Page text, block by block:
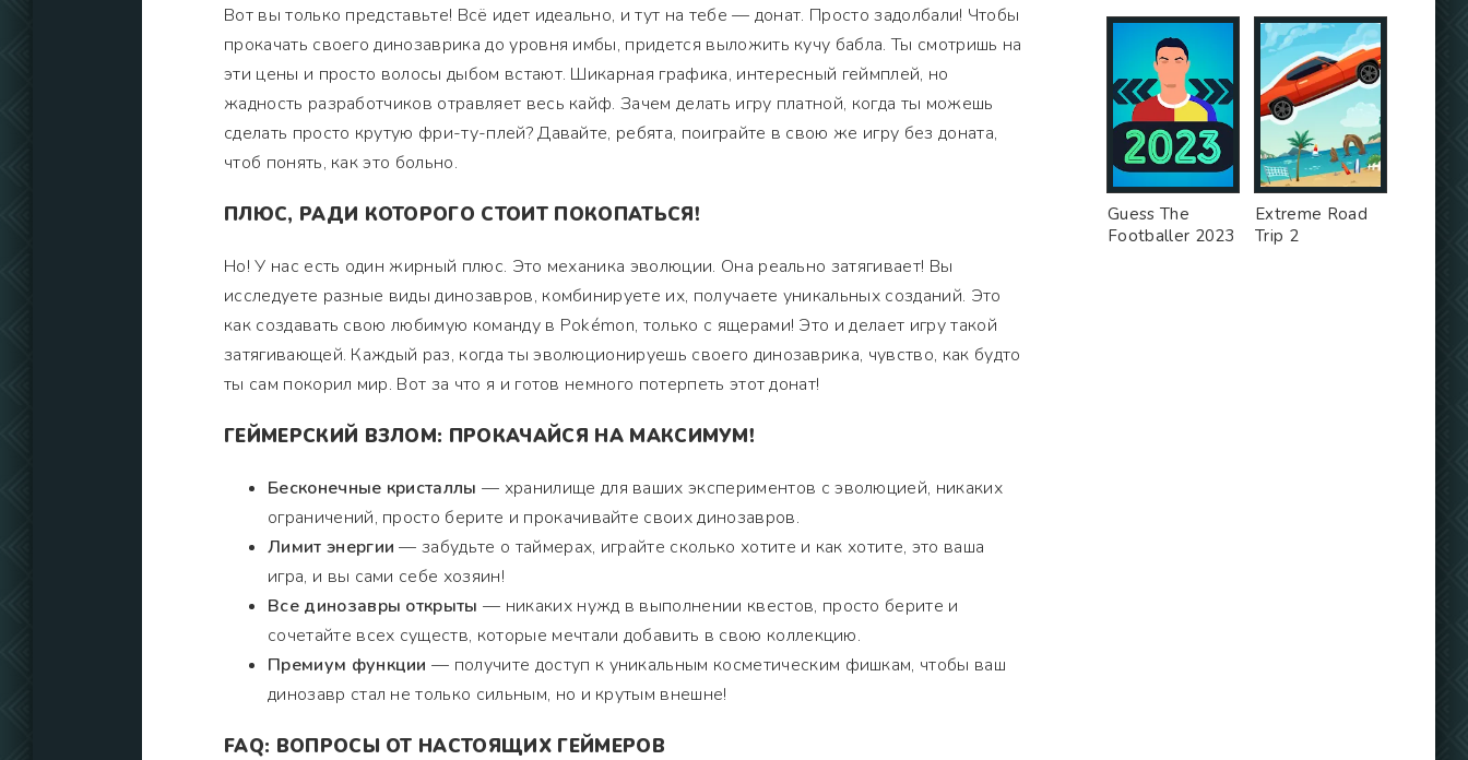
Вот вы только представьте! Всё идет идеально, и тут на тебе — донат. Просто задолбали! Чтобы
прокачать своего динозаврика до уровня имбы, придется выложить кучу бабла. Ты смотришь на
эти цены и просто волосы дыбом встают. Шикарная графика, интересный геймплей, но
жадность разработчиков отравляет весь кайф. Зачем делать игру платной, когда ты можешь
сделать просто крутую фри-ту-плей? Давайте, ребята, поиграйте в свою же игру без доната,
чтоб понять, как это больно.
ПЛЮС, РАДИ КОТОРОГО СТОИТ ПОКОПАТЬСЯ!
Но! У нас есть один жирный плюс. Это механика эволюции. Она реально затягивает! Вы
исследуете разные виды динозавров, комбинируете их, получаете уникальных созданий. Это
как создавать свою любимую команду в Pokémon, только с ящерами! Это и делает игру такой
затягивающей. Каждый раз, когда ты эволюционируешь своего динозаврика, чувство, как будто
ты сам покорил мир. Вот за что я и готов немного потерпеть этот донат!
ГЕЙМЕРСКИЙ ВЗЛОМ: ПРОКАЧАЙСЯ НА МАКСИМУМ!
Бесконечные кристаллы — хранилище для ваших экспериментов с эволюцией, никаких
ограничений, просто берите и прокачивайте своих динозавров.
Лимит энергии — забудьте о таймерах, играйте сколько хотите и как хотите, это ваша
игра, и вы сами себе хозяин!
Все динозавры открыты — никаких нужд в выполнении квестов, просто берите и
сочетайте всех существ, которые мечтали добавить в свою коллекцию.
Премиум функции — получите доступ к уникальным косметическим фишкам, чтобы ваш
динозавр стал не только сильным, но и крутым внешне!
FAQ: ВОПРОСЫ ОТ НАСТОЯЩИХ ГЕЙМЕРОВ
Guess The
Footballer 2023
Extreme Road
Trip 2